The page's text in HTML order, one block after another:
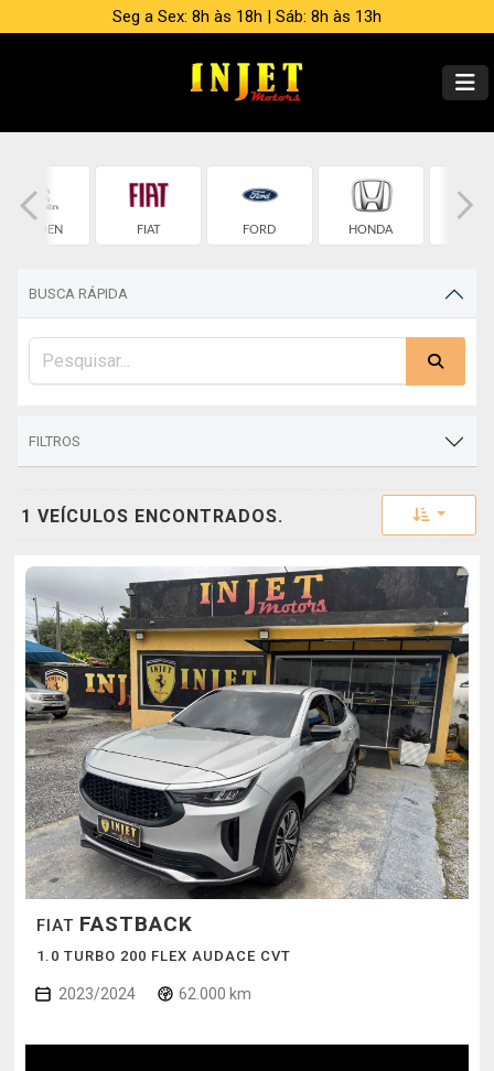
Seg a Sex: 8h às 18h | Sáb: 8h às 13h
CITROEN FIAT FORD HONDA
BUSCA RÁPIDA
FILTROS
1 VEÍCULOS ENCONTRADOS. Toggle
FIAT FASTBACK
1.0 TURBO 200 FLEX AUDACE CVT
2023/2024 62.000 km